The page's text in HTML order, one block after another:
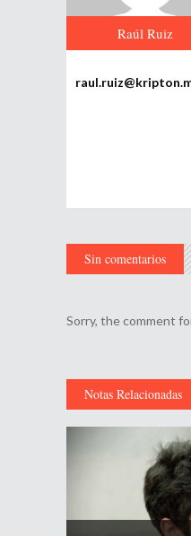
Raúl Ruiz
Sin comentarios
Sorry, the comment
Notas Relacionadas